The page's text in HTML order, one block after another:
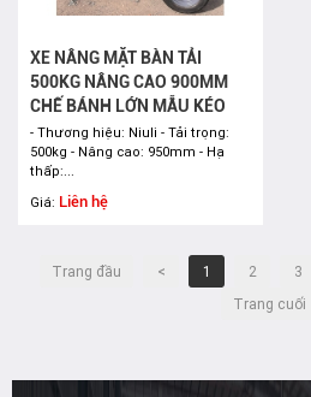
XE NÂNG MẶT BÀN TẢI
500KG NÂNG CAO 900MM
CHẾ BÁNH LỚN MẪU KÉO
- Thương hiệu: Niuli - Tải trọng:
500kg - Nâng cao: 950mm - Hạ
thấp:...
Giá: Liên hệ
Trang đầu < 1 2 3
Trang cuối